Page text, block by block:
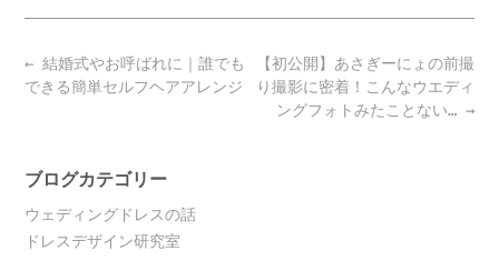
Post
navigation
【初公開】あさぎーにょの前撮
り撮影に密着！こんなウエディ
ングフォトみたことない… →
← 結婚式やお呼ばれに｜誰でも
できる簡単セルフヘアアレンジ
ブログカテゴリー
ウェディングドレスの話
ドレスデザイン研究室